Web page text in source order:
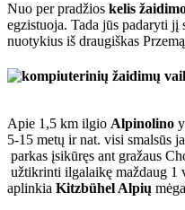
Nuo per pradžios kelis
egzistuoja. Tada jūs padaryti
nuotykius iš draugiškas
Apie 1,5 km ilgio Alpinolino
5-15 metų ir nat. visi smalsūs
parkas įsikūręs ant gražaus
užtikrinti ilgalaikę maždaug 1
aplinkia Kitzbühel Alpių